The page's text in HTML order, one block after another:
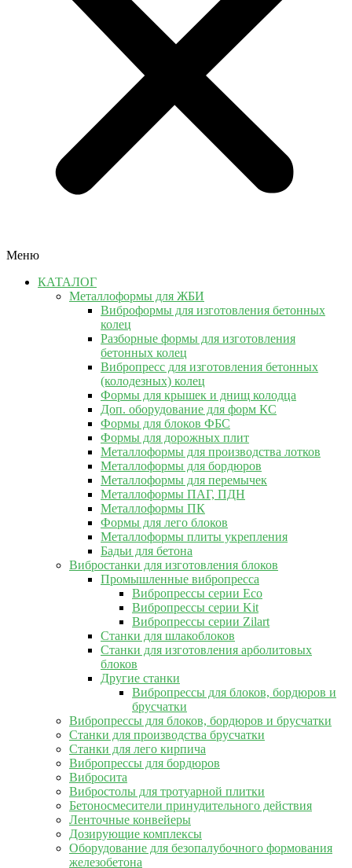
Меню
КАТАЛОГ
Металлоформы для ЖБИ
Виброформы для изготовления бетонных
колец
Разборные формы для изготовления
бетонных колец
Вибропресс для изготовления бетонных
(колодезных) колец
Формы для крышек и днищ колодца
Доп. оборудование для форм КС
Формы для блоков ФБС
Формы для дорожных плит
Металлоформы для производства лотков
Металлоформы для бордюров
Металлоформы для перемычек
Металлоформы ПАГ, ПДН
Металлоформы ПК
Формы для лего блоков
Металлоформы плиты укрепления
Бадьи для бетона
Вибростанки для изготовления блоков
Промышленные вибропресса
Вибропрессы серии Eco
Вибропрессы серии Kit
Вибропрессы серии Zilart
Станки для шлакоблоков
Станки для изготовления арболитовых
блоков
Другие станки
Вибропрессы для блоков, бордюров и
брусчатки
Вибропрессы для блоков, бордюров и брусчатки
Станки для производства брусчатки
Станки для лего кирпича
Вибропрессы для бордюров
Вибросита
Вибростолы для тротуарной плитки
Бетоносмесители принудительного действия
Ленточные конвейеры
Дозирующие комплексы
Оборудование для безопалубочного формования
железобетона